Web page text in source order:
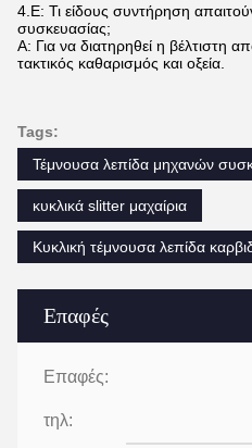
Επαφές
Επαφές:
τηλ:
4. Ε: Τι είδους συντήρηση
συσκευασίας;
Α: Για να διατηρηθεί η βέλτιστη
τακτικός καθαρισμός και οξεία.
Tags:
Τέμνουσα λεπίδα μηχανών
κυκλικά slitter μαχαίρια
Κυκλική τέμνουσα λεπίδα